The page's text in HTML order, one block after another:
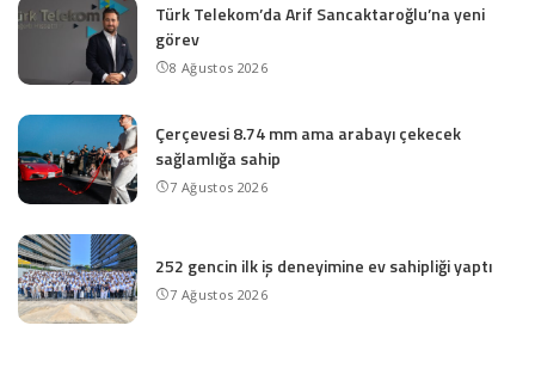
Türk Telekom’da Arif Sancaktaroğlu’na yeni
görev
8 Ağustos 2026
Çerçevesi 8.74 mm ama arabayı çekecek
sağlamlığa sahip
7 Ağustos 2026
252 gencin ilk iş deneyimine ev sahipliği yaptı
7 Ağustos 2026